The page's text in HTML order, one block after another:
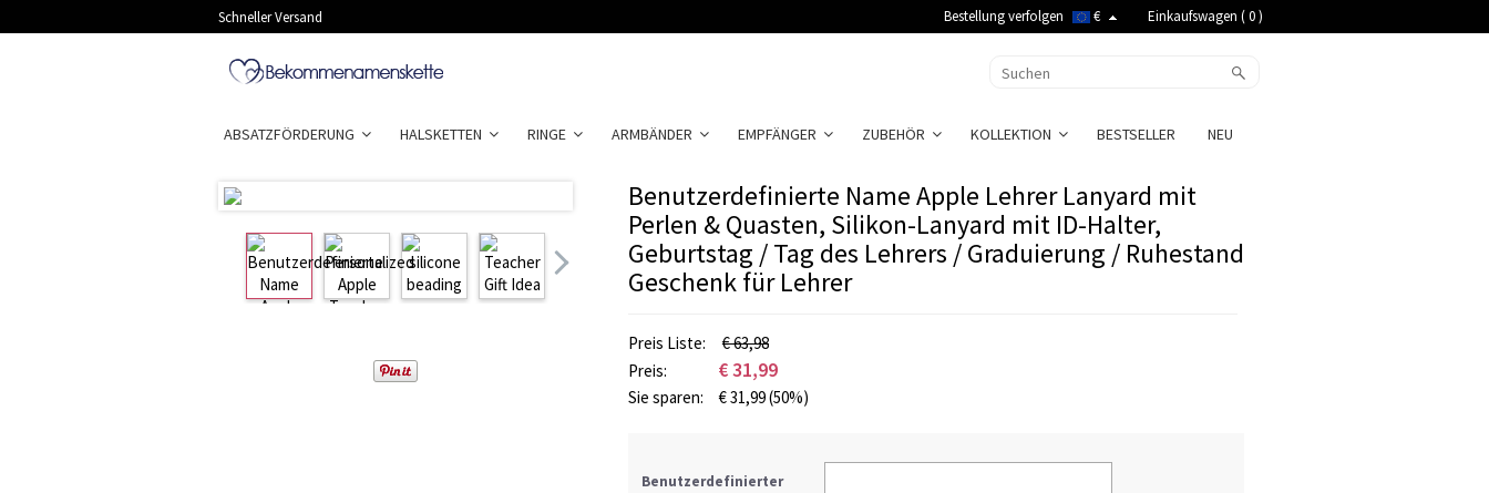
Schneller Versand Bestellung verfolgen € Einkaufswagen (0)
ABSATZFÖRDERUNG HALSKETTEN RINGE ARMBÄNDER EMPFÄNGER ZUBEHÖR KOLLEKTION BESTSELLER NEU
Benutzerdefinierte Name Apple Lehrer Lanyard mit
Perlen & Quasten, Silikon-Lanyard mit ID-Halter,
Geburtstag / Tag des Lehrers / Graduierung / Ruhestand
Geschenk für Lehrer
Preis Liste:
€ 63,98
Preis:
€31,99
Sie sparen: €31,99(50%)
Benutzerdefinierter